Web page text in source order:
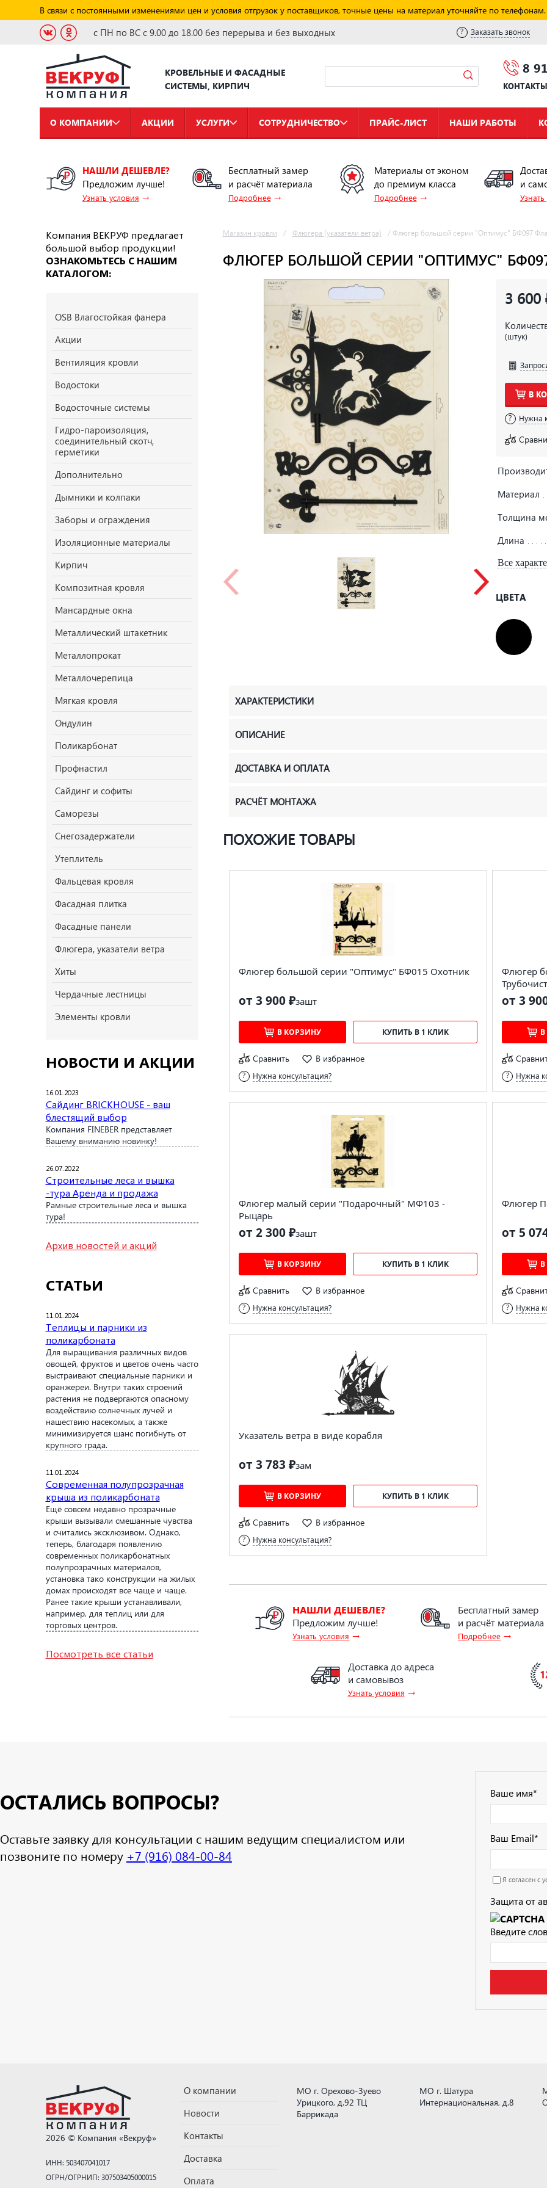
В связи с постоянными изменениями цен и условия отгрузок у поставщиков, точные цены на материал уточняйте по телефонам.
с ПН по ВС с 9.00 до 18.00 без перерыва и без выходных Заказать звонок
КРОВЕЛЬНЫЕ И ФАСАДНЫЕ
СИСТЕМЫ, КИРПИЧ
8
О КОМПАНИИ АКЦИИ УСЛУГИ СОТРУДНИЧЕСТВО ПРАЙС-ЛИСТ НАШИ РАБОТЫ
НАШЛИ ДЕШЕВЛЕ?
Предложим лучше!
Узнать условия →
Бесплатный замер
и расчёт материала
Подробнее→
Материалы от эконом
до премиум класса
Подробнее→
и
Компания ВЕКРУФ предлагает
большой выбор продукции!
ОЗНАКОМЬТЕСЬ С НАШИМ
КАТАЛОГОМ:
OSB Влагостойкая фанера
Акции
Вентиляция кровли
Водостоки
Водосточные системы
Гидро-пароизоляция,
соединительный скотч,
герметики
Дополнительно
Дымники и колпаки
Заборы и ограждения
Изоляционные материалы
Кирпич
Композитная кровля
Мансардные окна
Металлический штакетник
Металлопрокат
Металлочерепица
Мягкая кровля
Ондулин
Поликарбонат
Профнастил
Сайдинг и софиты
Саморезы
Снегозадержатели
Утеплитель
Фальцевая кровля
Фасадная плитка
Фасадные панели
Флюгера, указатели ветра
Хиты
Чердачные лестницы
Элементы кровли
НОВОСТИ И АКЦИИ
16.01.2023
Сайдинг BRICKHOUSE - ваш
блестящий выбор
Компания FINEBER представляет
Вашему вниманию новинку!
26.07.2022
Строительные леса и вышка
-тура Аренда и продажа
Рамные строительные леса и вышка
тура!
Архив новостей и акций
СТАТЬИ
11.01.2024
Теплицы и парники из
поликарбоната
Для выращивания различных видов
овощей, фруктов и цветов очень часто
выстраивают специальные парники и
оранжереи. Внутри таких строений
растения не подвергаются опасному
воздействию солнечных лучей и
нашествию насекомых, а также
минимизируется шанс погибнуть от
крупного града.
11.01.2024
Современная полупрозрачная
крыша из поликарбоната
Ещё совсем недавно прозрачные
крыши вызывали смешанные чувства
и считались эксклюзивом. Однако,
теперь, благодаря появлению
современных поликарбонатных
полупрозрачных материалов,
установка тако конструкции на жилых
домах происходят все чаще и чаще.
Ранее такие крыши устанавливали,
например, для теплиц или для
торговых центров.
Посмотреть все статьи
Магазин кровли / Флюгера (указатели ветра) / Флюгер большой серии "Оптимус" БФ097
ФЛЮГЕР БОЛЬШОЙ СЕРИИ "ОПТИМУС"
3 600
(штук)
В
Нужна
Материал
Толщина
Длина
Все
ЦВЕТА
ХАРАКТЕРИСТИКИ
ОПИСАНИЕ
ДОСТАВКА И ОПЛАТА
РАСЧЁТ МОНТАЖА
ПОХОЖИЕ ТОВАРЫ
Флюгер большой серии "Оптимус" БФ015 Охотник
от 3 900 ₽зашт
В КОРЗИНУ КУПИТЬ В 1 КЛИК
Сравнить В избранное
Нужна консультация?
Флюгер
от 3
Нужна
Флюгер малый серии "Подарочный" МФ103 -
Рыцарь
от 2 300 ₽зашт
В КОРЗИНУ КУПИТЬ В 1 КЛИК
Сравнить В избранное
Нужна консультация?
Флюгер
от 5
Нужна
Указатель ветра в виде корабля
от 3 783 ₽зам
В КОРЗИНУ КУПИТЬ В 1 КЛИК
Сравнить В избранное
Нужна консультация?
НАШЛИ ДЕШЕВЛЕ?
Предложим лучше!
Узнать условия →
Бесплатный замер
и расчёт материала
Подробнее →
Доставка до адреса
и самовывоз
Узнать условия →
ОСТАЛИСЬ ВОПРОСЫ?
Оставьте заявку для консультации с нашим ведущим специалистом или
позвоните по номеру +7 (916) 084-00-84
Ваше имя*
Ваш Email*
Я согласен с
Защита от
Введите
2026 © Компания «Векруф»
ИНН: 503407041017
ОГРН/ОГРНИП: 307503405000015
О компании
Новости
Контакты
Доставка
Оплата
МО г. Орехово-Зуево
Урицкого, д.92 ТЦ
Баррикада
МО г. Шатура
Интернациональная, д.8